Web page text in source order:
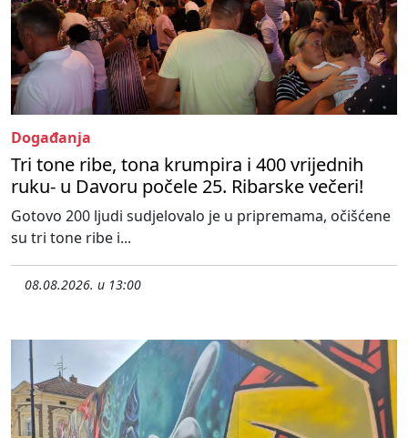
Događanja
Tri tone ribe, tona krumpira i 400 vrijednih
ruku- u Davoru počele 25. Ribarske večeri!
Gotovo 200 ljudi sudjelovalo je u pripremama, očišćene
su tri tone ribe i...
08.08.2026. u 13:00